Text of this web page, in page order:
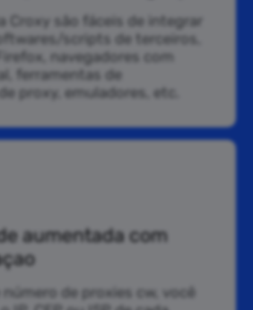
Croxy são fáceis de integrar
scripts de terceiros,
navegadores com
ferramentas de
proxy, emuladores, etc.
aumentada com
número de proxies cw, você